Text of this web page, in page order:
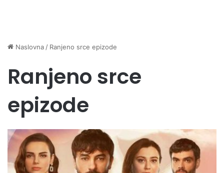
Naslovna / Ranjeno srce epizode
Ranjeno srce
epizode